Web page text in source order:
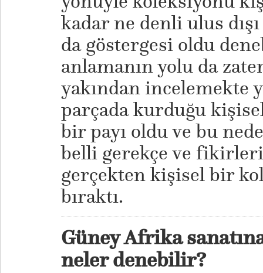
kadar ne denli ulus
da göstergesi oldu
anlamanın yolu da
yakından incelemekte
parçada kurduğu
bir payı oldu ve bu
belli gerekçe ve
gerçekten kişisel bir
bıraktı.
Güney Afrika
neler denebilir?